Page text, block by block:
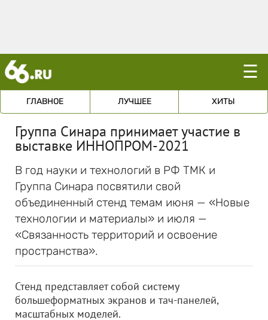
☰
ГЛАВНОЕ ЛУЧШЕЕ ХИТЫ
Группа Синара принимает участие в
выставке ИННОПРОМ-2021
В год науки и технологий в РФ ТМК и
Группа Синара посвятили свой
объединенный стенд темам июня — «Новые
технологии и материалы» и июля —
«Связанность территорий и освоение
пространства».
Стенд представляет собой систему
большеформатных экранов и тач-панелей,
масштабных моделей.